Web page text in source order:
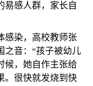
易感人群，家长自
感染，高校教师张
之音：“孩子被幼儿
候，她自作主张给
。很快就发烧到快